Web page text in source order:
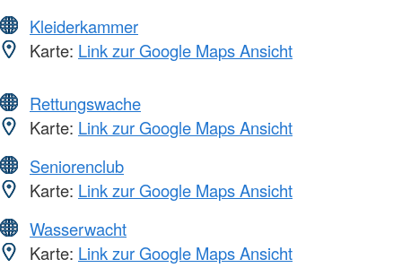
Kleiderkammer
Karte: Link zur Google Maps Ansicht
Rettungswache
Karte: Link zur Google Maps Ansicht
Seniorenclub
Karte: Link zur Google Maps Ansicht
Wasserwacht
Karte: Link zur Google Maps Ansicht